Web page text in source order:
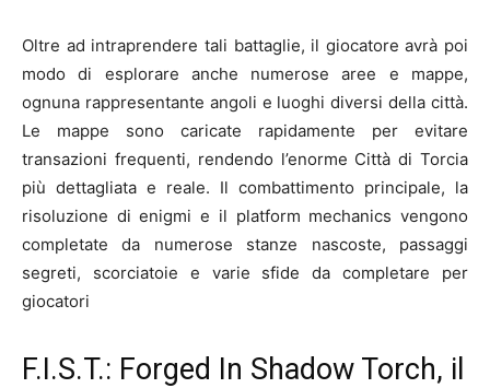
Oltre ad intraprendere tali battaglie, il giocatore avrà poi
modo di esplorare anche numerose aree e mappe,
ognuna rappresentante angoli e luoghi diversi della città.
Le mappe sono caricate rapidamente per evitare
transazioni frequenti, rendendo l’enorme Città di Torcia
più dettagliata e reale. Il combattimento principale, la
risoluzione di enigmi e il platform mechanics vengono
completate da numerose stanze nascoste, passaggi
segreti, scorciatoie e varie sfide da completare per
giocatori
F.I.S.T.: Forged In Shadow Torch, il